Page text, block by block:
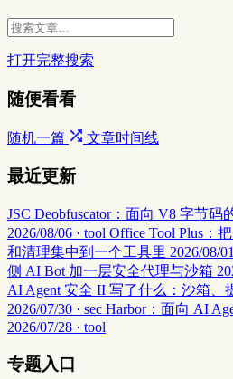
打开完整搜索
随便看看
随机一篇 文章时间线
最近更新
JSC Deobfuscator：面向 V8 字节码
2026/08/06 · tool Office Tool Plus：
和清理集中到一个工具里 2026/08/
侧 AI Bot 加一层安全代理与沙箱
AI Agent 安全 II 写了什么：沙箱、
2026/07/30 · sec Harbor：面向 AI
2026/07/28 · tool
专题入口